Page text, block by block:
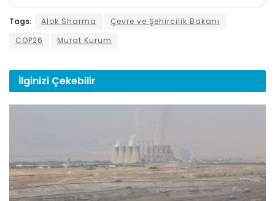
Tags: Alok Sharma
Çevre ve Şehircilik Bakanı
COP26
Murat Kurum
İlginizi Çekebilir